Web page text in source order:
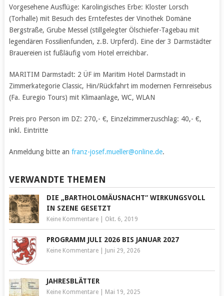
Vorgesehene Ausflüge: Karolingisches Erbe: Kloster Lorsch
(Torhalle) mit Besuch des Erntefestes der Vinothek Domäne
Bergstraße, Grube Messel (stillgelegter Ölschiefer-Tagebau mit
legendären Fossilienfunden, z.B. Urpferd). Eine der 3 Darmstädter
Brauereien ist fußläufig vom Hotel erreichbar.
MARITIM Darmstadt: 2 ÜF im Maritim Hotel Darmstadt in
Zimmerkategorie Classic, Hin/Rückfahrt im modernen Fernreisebus
(Fa. Euregio Tours) mit Klimaanlage, WC, WLAN
Preis pro Person im DZ: 270,- €, Einzelzimmerzuschlag: 40,- €,
inkl. Eintritte
Anmeldung bitte an franz-josef.mueller@online.de.
VERWANDTE THEMEN
DIE „BARTHOLOMÄUSNACHT“ WIRKUNGSVOLL
IN SZENE GESETZT
Keine Kommentare| Okt. 6, 2019
PROGRAMM JULI 2026 BIS JANUAR 2027
Keine Kommentare| Juni 29, 2026
JAHRESBLÄTTER
Keine Kommentare| Mai 19, 2025